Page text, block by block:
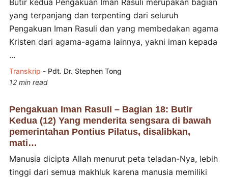
yang terpanjang dan terpenting dari seluruh
Pengakuan Iman Rasuli dan yang membedakan agama
Kristen dari agama-agama lainnya, yakni iman kepada
...
Transkrip - Pdt. Dr. Stephen Tong
12 min read
Pengakuan Iman Rasuli – Bagian 18: Butir
Kedua (12) Yang menderita sengsara di bawah
pemerintahan Pontius Pilatus, disalibkan,
mati…
Manusia dicipta Allah menurut peta teladan-Nya, lebih
tinggi dari semua makhluk karena manusia memiliki